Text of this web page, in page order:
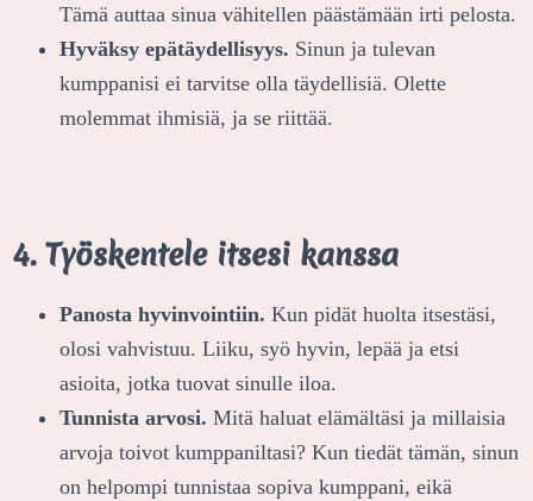
Tämä auttaa sinua vähitellen päästämään irti pelosta.
Hyväksy epätäydellisyys. Sinun ja tulevan
kumppanisi ei tarvitse olla täydellisiä. Olette
molemmat ihmisiä, ja se riittää.
4. Työskentele itsesi kanssa
Panosta hyvinvointiin. Kun pidät huolta itsestäsi,
olosi vahvistuu. Liiku, syö hyvin, lepää ja etsi
asioita, jotka tuovat sinulle iloa.
Tunnista arvosi. Mitä haluat elämältäsi ja millaisia
arvoja toivot kumppaniltasi? Kun tiedät tämän, sinun
on helpompi tunnistaa sopiva kumppani, eikä